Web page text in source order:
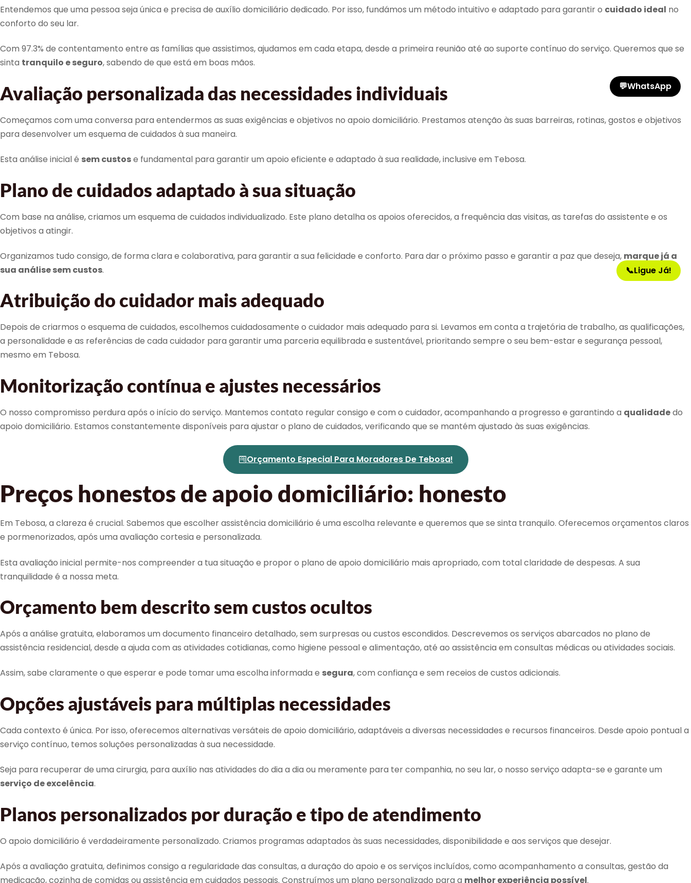
Entendemos que uma pessoa seja única e precisa de auxílio domiciliário dedicado. Por isso, fundámos um método intuitivo e adaptado para garantir o cuidado ideal no
conforto do seu lar.
Com 97.3% de contentamento entre as famílias que assistimos, ajudamos em cada etapa, desde a primeira reunião até ao suporte contínuo do serviço. Queremos que se
sinta tranquilo e seguro, sabendo de que está em boas mãos.
Avaliação personalizada das necessidades individuais
Começamos com uma conversa para entendermos as suas exigências e objetivos no apoio domiciliário. Prestamos atenção às suas barreiras, rotinas, gostos e objetivos
para desenvolver um esquema de cuidados à sua maneira.
Esta análise inicial é sem custose fundamental para garantir um apoio eficiente e adaptado à sua realidade, inclusive em Tebosa.
Plano de cuidados adaptado à sua situação
Com base na análise, criamos um esquema de cuidados individualizado. Este plano detalha os apoios oferecidos, a frequência das visitas, as tarefas do assistente e os
objetivos a atingir.
Organizamos tudo consigo, de forma clara e colaborativa, para garantir a sua felicidade e conforto. Para dar o próximo passo e garantir a paz que deseja, marque já a
sua análise sem custos.
Atribuição do cuidador mais adequado
Depois de criarmos o esquema de cuidados, escolhemos cuidadosamente o cuidador mais adequado para si. Levamos em conta a trajetória de trabalho, as qualificações,
a personalidade e as referências de cada cuidador para garantir uma parceria equilibrada e sustentável, prioritando sempre o seu bem-estar e segurança pessoal,
mesmo em Tebosa.
Monitorização contínua e ajustes necessários
O nosso compromisso perdura após o início do serviço. Mantemos contato regular consigo e com o cuidador, acompanhando a progresso e garantindo a qualidadedo
apoio domiciliário. Estamos constantemente disponíveis para ajustar o plano de cuidados, verificando que se mantém ajustado às suas exigências.
Orçamento Especial Para Moradores De Tebosa!
Preços honestos de apoio domiciliário: honesto
Em Tebosa, a clareza é crucial. Sabemos que escolher assistência domiciliário é uma escolha relevante e queremos que se sinta tranquilo. Oferecemos orçamentos claros
e pormenorizados, após uma avaliação cortesia e personalizada.
Esta avaliação inicial permite-nos compreender a tua situação e propor o plano de apoio domiciliário mais apropriado, com total claridade de despesas. A sua
tranquilidade é a nossa meta.
Orçamento bem descrito sem custos ocultos
Após a análise gratuita, elaboramos um documento financeiro detalhado, sem surpresas ou custos escondidos. Descrevemos os serviços abarcados no plano de
assistência residencial, desde a ajuda com as atividades cotidianas, como higiene pessoal e alimentação, até ao assistência em consultas médicas ou atividades sociais.
Assim, sabe claramente o que esperar e pode tomar uma escolha informada e segura, com confiança e sem receios de custos adicionais.
Opções ajustáveis para múltiplas necessidades
Cada contexto é única. Por isso, oferecemos alternativas versáteis de apoio domiciliário, adaptáveis a diversas necessidades e recursos financeiros. Desde apoio pontual a
serviço contínuo, temos soluções personalizadas à sua necessidade.
Seja para recuperar de uma cirurgia, para auxílio nas atividades do dia a dia ou meramente para ter companhia, no seu lar, o nosso serviço adapta-se e garante um
serviço de excelência.
Planos personalizados por duração e tipo de atendimento
O apoio domiciliário é verdadeiramente personalizado. Criamos programas adaptados às suas necessidades, disponibilidade e aos serviços que desejar.
Após a avaliação gratuita, definimos consigo a regularidade das consultas, a duração do apoio e os serviços incluídos, como acompanhamento a consultas, gestão da
medicação, cozinha de comidas ou assistência em cuidados pessoais. Construímos um plano personalizado para a melhor experiência possível.
💬WhatsApp
📞Ligue Já!